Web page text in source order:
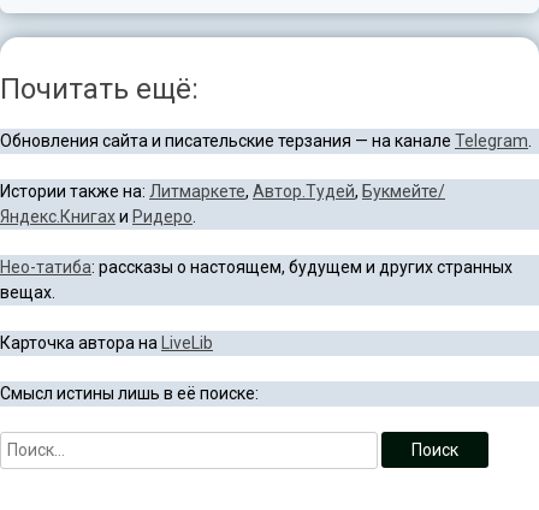
Почитать ещё:
Обновления сайта и писательские терзания — на канале Telegram
Истории также на: Литмаркете, Автор.Тудей, Букмейте/
Яндекс.Книгахи Ридеро
Нео-татиба: рассказы о настоящем, будущем и других странных
вещах.
Карточка автора на LiveLib
Смысл истины лишь в её поиске: